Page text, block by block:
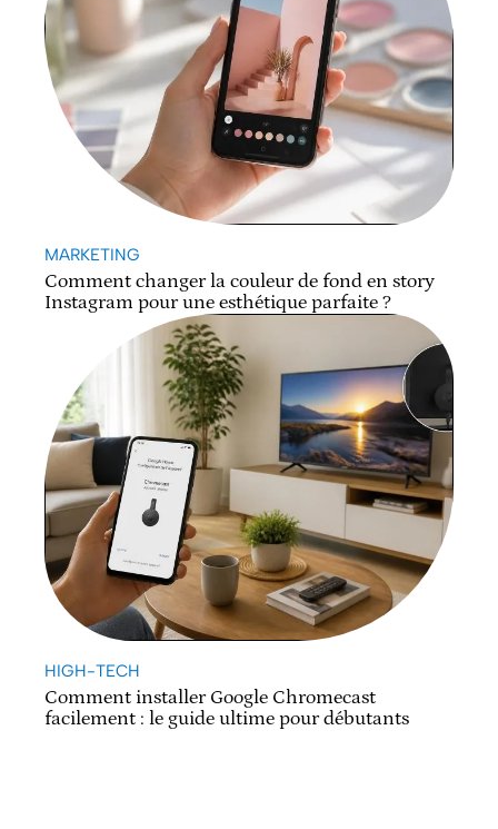
MARKETING
Comment changer la couleur de fond en story
Instagram pour une esthétique parfaite ?
HIGH-TECH
Comment installer Google Chromecast
facilement : le guide ultime pour débutants